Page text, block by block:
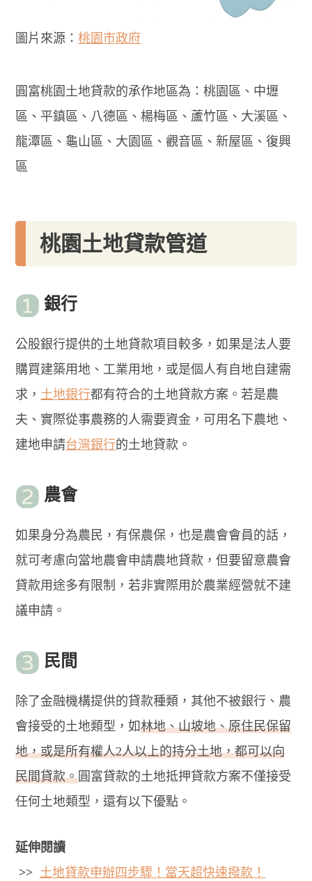
圖片來源：桃園市政府
圓富桃園土地貸款的承作地區為：桃園區、中壢
區、平鎮區、八德區、楊梅區、蘆竹區、大溪區、
龍潭區、龜山區、大園區、觀音區、新屋區、復興
區
桃園土地貸款管道
銀行
公股銀行提供的土地貸款項目較多，如果是法人要
購買建築用地、工業用地，或是個人有自地自建需
求， 土地銀行都有符合的土地貸款方案。若是農
夫、實際從事農務的人需要資金，可用名下農地、
建地申請台灣銀行的土地貸款。
農會
如果身分為農民，有保農保，也是農會會員的話，
就可考慮向當地農會申請農地貸款，但要留意農會
貸款用途多有限制，若非實際用於農業經營就不建
議申請。
民間
除了金融機構提供的貸款種類，其他不被銀行、農
會接受的土地類型，如林地、山坡地、原住民保留
地，或是所有權人2人以上的持分土地，都可以向
民間貸款。圓富貸款的土地抵押貸款方案不僅接受
任何土地類型，還有以下優點。
延伸閱讀
>> 土地貸款申辦四步驟！當天超快速撥款！